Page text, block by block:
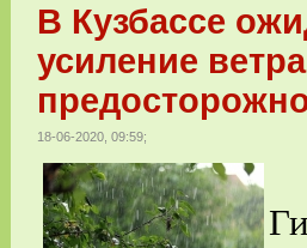
В Кузбассе
усиление
18-06-2020, 09:59;